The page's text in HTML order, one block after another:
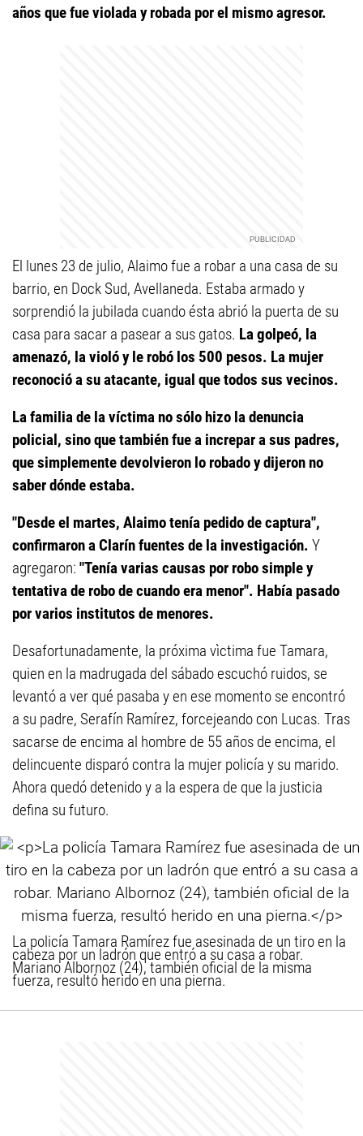
años que fue violada y robada por el mismo agresor.
El lunes 23 de julio, Alaimo fue a robar a una casa de su
barrio, en Dock Sud, Avellaneda. Estaba armado y
sorprendió la jubilada cuando ésta abrió la puerta de su
casa para sacar a pasear a sus gatos. La golpeó, la
amenazó, la violó y le robó los 500 pesos. La mujer
reconoció a su atacante, igual que todos sus vecinos.
La familia de la víctima no sólo hizo la denuncia
policial, sino que también fue a increpar a sus padres,
que simplemente devolvieron lo robado y dijeron no
saber dónde estaba.
"Desde el martes, Alaimo tenía pedido de captura",
confirmaron a Clarín fuentes de la investigación. Y
agregaron: "Tenía varias causas por robo simple y
tentativa de robo de cuando era menor". Había pasado
por varios institutos de menores.
Desafortunadamente, la próxima vìctima fue Tamara,
quien en la madrugada del sábado escuchó ruidos, se
levantó a ver qué pasaba y en ese momento se encontró
a su padre, Serafín Ramírez, forcejeando con Lucas. Tras
sacarse de encima al hombre de 55 años de encima, el
delincuente disparó contra la mujer policía y su marido.
Ahora quedó detenido y a la espera de que la justicia
defina su futuro.
La policía Tamara Ramírez fue asesinada de un tiro en la
cabeza por un ladrón que entró a su casa a robar.
Mariano Albornoz (24), también oficial de la misma
fuerza, resultó herido en una pierna.